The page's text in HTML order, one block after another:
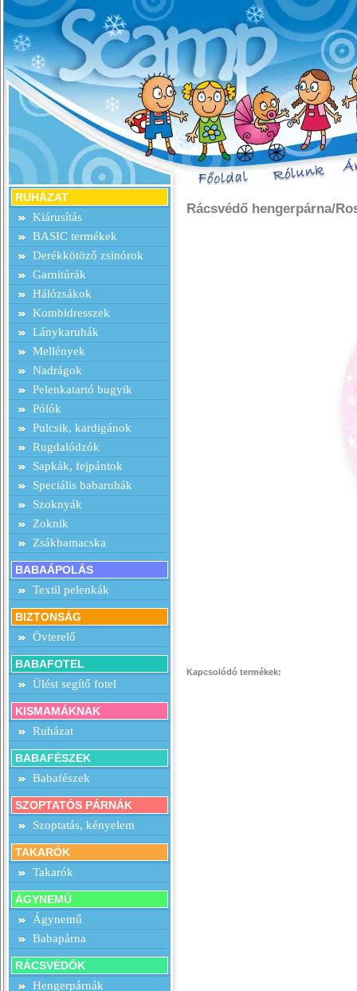
RUHÁZAT
Kiárusítás
BASIC termékek
Derékkötöző zsinórok
Garnitúrák
Hálózsákok
Kombidresszek
Lánykaruhák
Mellények
Nadrágok
Pelenkatartó bugyik
Pólók
Pulcsik, kardigánok
Rugdalódzók
Sapkák, fejpántok
Speciális babaruhák
Szoknyák
Zoknik
Zsákbamacska
BABAÁPOLÁS
Textil pelenkák
BIZTONSÁG
Övterelő
BABAFOTEL
Ülést segítő fotel
KISMAMÁKNAK
Ruházat
BABAFÉSZEK
Babafészek
SZOPTATÓS PÁRNÁK
Szoptatás, kényelem
TAKARÓK
Takarók
ÁGYNEMŰ
Ágynemű
Babapárna
RÁCSVÉDŐK
Hengerpárnák
Rácsvédő hengerpárna/
Kapcsolódó termékek: